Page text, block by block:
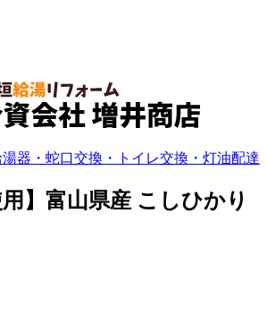
器・蛇口交換・トイレ交換・灯油配達
用】富山県産 こしひかり